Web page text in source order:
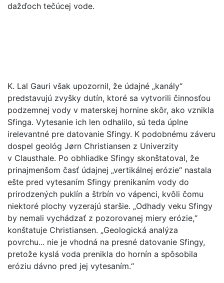
dažďoch tečúcej vode.
K. Lal Gauri však upozornil, že údajné „kanály“
predstavujú zvyšky dutín, ktoré sa vytvorili činnosťou
podzemnej vody v materskej hornine skôr, ako vznikla
Sfinga. Vytesanie ich len odhalilo, sú teda úplne
irelevantné pre datovanie Sfingy. K podobnému záveru
dospel geológ Jørn Christiansen z Univerzity
v Clausthale. Po obhliadke Sfingy skonštatoval, že
prinajmenšom časť údajnej „vertikálnej erózie“ nastala
ešte pred vytesaním Sfingy prenikaním vody do
prirodzených puklín a štrbín vo vápenci, kvôli čomu
niektoré plochy vyzerajú staršie. „Odhady veku Sfingy
by nemali vychádzať z pozorovanej miery erózie,“
konštatuje Christiansen. „Geologická analýza
povrchu... nie je vhodná na presné datovanie Sfingy,
pretože kyslá voda prenikla do hornín a spôsobila
eróziu dávno pred jej vytesaním.“